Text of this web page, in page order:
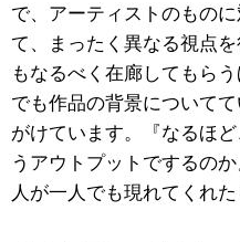
で、アーティストのもの
て、まったく異なる視点
もなるべく在廊してもら
でも作品の背景について
がけています。『なるほ
うアウトプットでするの
人が一人でも現れてくれた